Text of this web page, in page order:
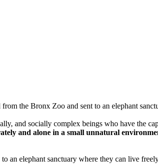
the Bronx Zoo and sent to an elephant
and socially complex beings who have the
and alone in a small unnatural
an elephant sanctuary where they can live